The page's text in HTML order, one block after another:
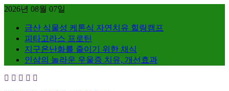
Skip
content
2026년 08월 07일
금산 식물성 케톤식 자연치유 힐링캠프
피타고라스 프로틴
지구온난화를 줄이기 위한 채식
인삼의 놀라운 우울증 치유, 개선효과